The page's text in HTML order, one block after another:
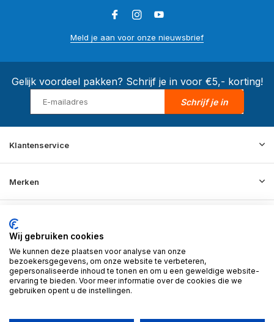
Meld je aan voor onze nieuwsbrief
Gelijk voordeel pakken? Schrijf je in voor €5,- korting!
Schrijf je in
Klantenservice
Merken
Informatie
Contact
© 2026 BD Store - Theme By
Wij gebruiken cookies
We kunnen deze plaatsen voor analyse van onze
bezoekersgegevens, om onze website te verbeteren,
gepersonaliseerde inhoud te tonen en om u een geweldige website-
ervaring te bieden. Voor meer informatie over de cookies die we
gebruiken opent u de instellingen.